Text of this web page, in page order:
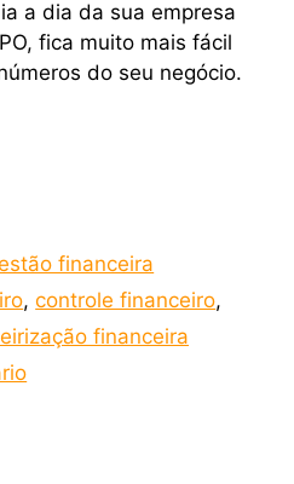
a dia da sua empresa
fica muito mais fácil
do seu negócio.
financeira
,controle financeiro,
financeira